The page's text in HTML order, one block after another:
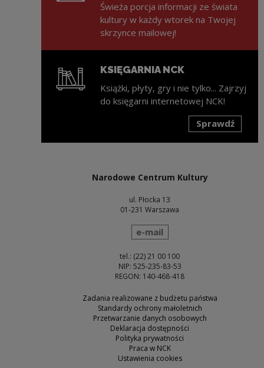
Świeża porcja informacji ze świata
kultury w każdy wtorek na Twojej
skrzynce mailowej!
KSIĘGARNIA NCK
Książki, płyty, gry i nie tylko... Zajrzyj
do księgarni internetowej NCK!
Sprawdź
Narodowe Centrum Kultury
ul. Płocka 13
01-231 Warszawa
wyślij wiadomość
e-mail
tel.: (22) 21 00 100
NIP: 525-235-83-53
REGON: 140-468-418
Zadania realizowane z budżetu państwa
Standardy ochrony małoletnich
Przetwarzanie danych osobowych
Deklaracja dostępności
Polityka prywatności
Praca w NCK
Ustawienia cookies